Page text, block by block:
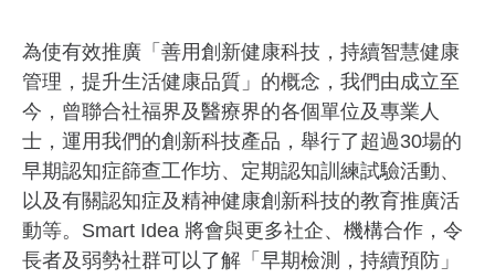
為使有效推廣「善用創新健康科技，持續智慧健康
管理，提升生活健康品質」的概念，我們由成立至
今，曾聯合社福界及醫療界的各個單位及專業人
士，運用我們的創新科技產品，舉行了超過30場的
早期認知症篩查工作坊、定期認知訓練試驗活動、
以及有關認知症及精神健康創新科技的教育推廣活
動等。Smart Idea 將會與更多社企、機構合作，令
長者及弱勢社群可以了解「早期檢測，持續預防」